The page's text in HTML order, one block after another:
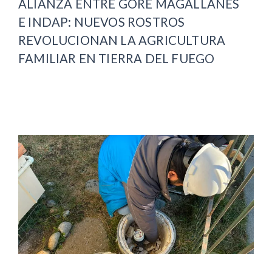
ALIANZA ENTRE GORE MAGALLANES
E INDAP: NUEVOS ROSTROS
REVOLUCIONAN LA AGRICULTURA
FAMILIAR EN TIERRA DEL FUEGO